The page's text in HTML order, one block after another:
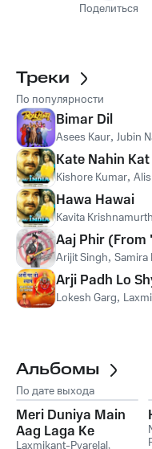
Поделиться
Треки
По популярности
Bimar Dil
Asees Kaur, Jubin
Kate Nahin Kat
Kishore Kumar,
Hawa Hawai
Kavita
Aaj Phir
Arijit Singh, Samira
Arji Padh Lo
Lokesh Garg,
Альбомы
По дате выхода
Meri Duniya Main
Aag Laga Ke
Laxmikant-Pyarelal,